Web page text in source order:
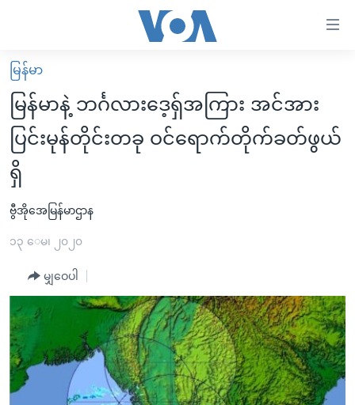
လွယ်ကူ
စေ
သည့်
Link
များ
ပင်မ
ကျော်
ကြည့်
ရန်
ပင်မ
အ
ညွန်း
မူလစာမျက်နှာ
မြန်မာ
ကမ္ဘာ့သတင်းများ
အစ္စရေး-ပါလက်စတိုင်း
ဗွီဒီယို
အင်္ဂလိပ်စာလေ့လာမယ်
အမေရိကန်သုံးအီဒီယံ
မကြေးမုံရဲ့ အင်္ဂလိပ်စာ
ရုပ်ရှင်ထဲက အင်္ဂလိပ်စာ
သုတပဒေသာ အင်္ဂလိပ်စာ
အပတ်စဉ်ကဏ္ဍများ
ရေဒီယို
ရေဒီယိုနှင့်ရုပ်သံ အချက်အလက်များ
ရေဒီယို/တီဗွီအစီအစဉ်
Learning English
မြန်မာ
မြန်မာနဲ့ ဘင်္ဂလားဒေ့ရှ်အကြား အင်အား
ပြင်းမုန်တိုင်းတခု ဝင်ရောက်တိုက်ခတ်ဖွယ်
ရှိ
ဗွီအိုအေမြန်မာဌာန
၁၃ ေမ၊ ၂၀၂၀
မျှဝေပါ